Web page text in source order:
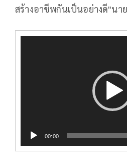
สร้างอาชีพกันเป็นอย่างดี"นา
00:00